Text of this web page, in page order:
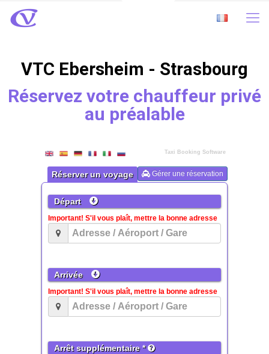
VTC Ebersheim - Strasbourg
Réservez votre chauffeur privé
au préalable